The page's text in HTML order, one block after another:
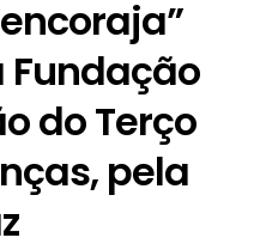
do Terço
pela